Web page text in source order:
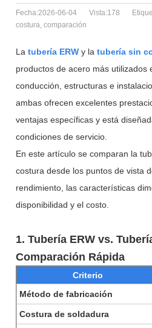
Fecha:2026-06-04 Vista:178
costura, comparación
Latubería ERW y latubería sin
productos de acero más utilizados
conducción, estructuras e
ambas ofrecen excelentes
ventajas específicas y está
condiciones de servicio.
En este artículo se comparan la
costura desde los puntos de vista
rendimiento, las características
disponibilidad y el costo.
1. Tubería ERW vs.
Comparación Rápida
Criterio
Método de fabricación
Costura de soldadura